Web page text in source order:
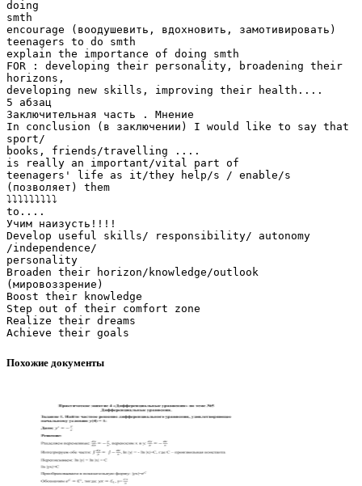
doing
smth
encourage (воодушевить, вдохновить, замотивировать)
teenagers to do smth
explain the importance of doing smth
FOR : developing their personality, broadening their
horizons,
developing new skills, improving their health....
5 абзац
Заключительная часть . Мнение
In conclusion (в заключении) I would like to say that
sport/
books, friends/travelling ....
is really an important/vital part of
teenagers' life as it/they help/s / enable/s
(позволяет) them
⤵️⤵️⤵️⤵️⤵️⤵️⤵️⤵️⤵️
to....
Учим наизусть!!!!
Develop useful skills/ responsibility/ autonomy
/independence/
personality
Broaden their horizon/knowledge/outlook
(мировоззрение)
Boost their knowledge
Step out of their comfort zone
Realize their dreams
Похожие документы